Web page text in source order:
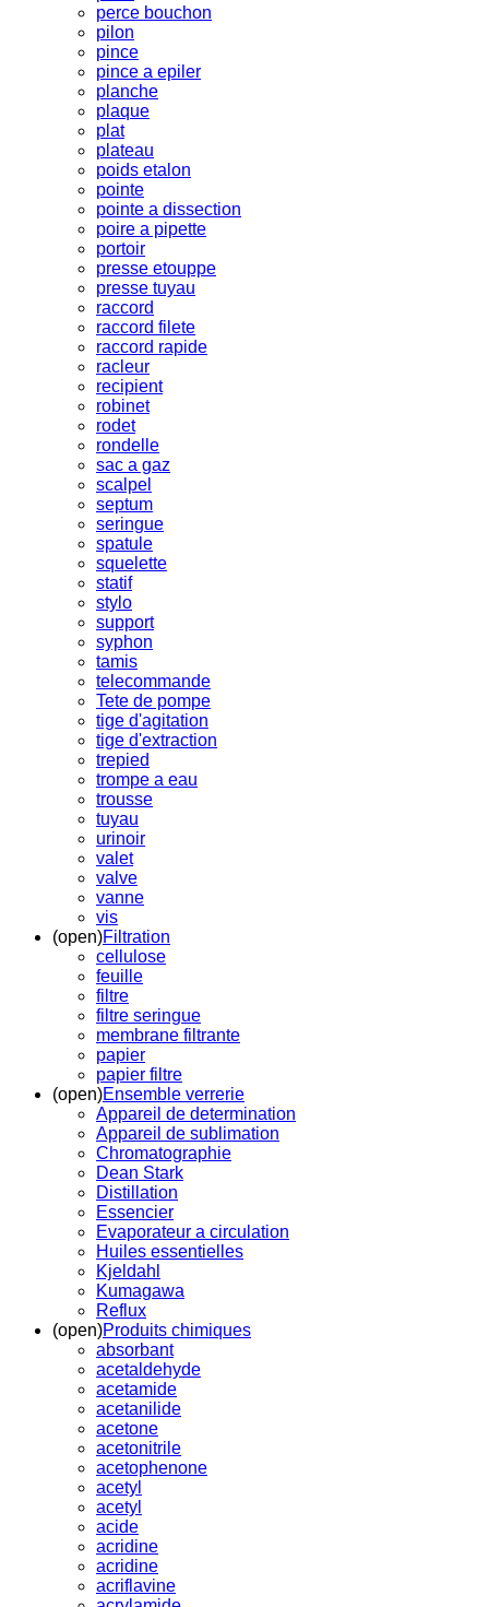
perce bouchon
pilon
pince
pince a epiler
planche
plaque
plat
plateau
poids etalon
pointe
pointe a dissection
poire a pipette
portoir
presse etouppe
presse tuyau
raccord
raccord filete
raccord rapide
racleur
recipient
robinet
rodet
rondelle
sac a gaz
scalpel
septum
seringue
spatule
squelette
statif
stylo
support
syphon
tamis
telecommande
Tete de pompe
tige d'agitation
tige d'extraction
trepied
trompe a eau
trousse
tuyau
urinoir
valet
valve
vanne
vis
(open)Filtration
cellulose
feuille
filtre
filtre seringue
membrane filtrante
papier
papier filtre
(open)Ensemble verrerie
Appareil de determination
Appareil de sublimation
Chromatographie
Dean Stark
Distillation
Essencier
Evaporateur a circulation
Huiles essentielles
Kjeldahl
Kumagawa
Reflux
(open)Produits chimiques
absorbant
acetaldehyde
acetamide
acetanilide
acetone
acetonitrile
acetophenone
acetyl
acetyl
acide
acridine
acridine
acriflavine